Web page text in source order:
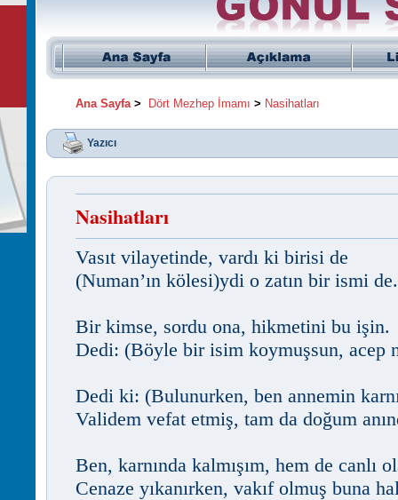
Ana Sayfa> Dört Mezhep İmamı > Nasihatları
Yazıcı
Nasihatları
Vasıt vilayetinde, vardı ki birisi de
(Numan’ın kölesi)ydi o zatın bir ismi de.
Bir kimse, sordu ona, hikmetini bu işin.
Dedi: (Böyle bir isim koymuşsun, acep
Dedi ki: (Bulunurken, ben annemin
Validem vefat etmiş, tam da doğum
Ben, karnında kalmışım, hem de canlı
Cenaze yıkanırken, vakıf olmuş buna